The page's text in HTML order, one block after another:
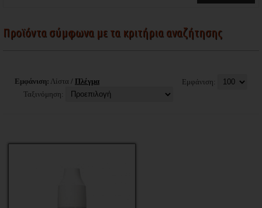
Προϊόντα σύμφωνα με τα κριτήρια αναζήτησης
Εμφάνιση: Λίστα / Πλέγμα
Εμφάνιση:
Ταξινόμηση: